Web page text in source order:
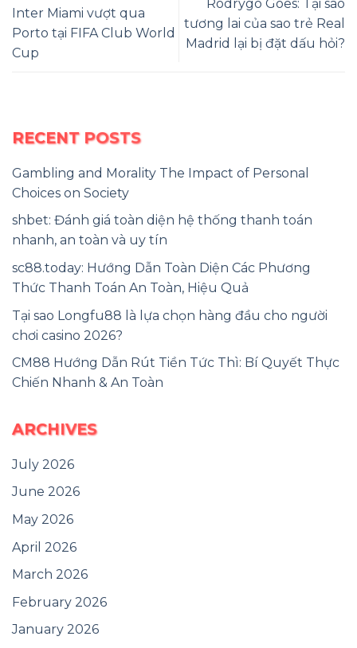
Inter Miami vượt qua
Porto tại FIFA Club World
Cup
Rodrygo Goes: Tại sao
tương lai của sao trẻ Real
Madrid lại bị đặt dấu hỏi?
RECENT POSTS
Gambling and Morality The Impact of Personal
Choices on Society
shbet: Đánh giá toàn diện hệ thống thanh toán
nhanh, an toàn và uy tín
sc88.today: Hướng Dẫn Toàn Diện Các Phương
Thức Thanh Toán An Toàn, Hiệu Quả
Tại sao Longfu88 là lựa chọn hàng đầu cho người
chơi casino 2026?
CM88 Hướng Dẫn Rút Tiền Tức Thì: Bí Quyết Thực
Chiến Nhanh & An Toàn
ARCHIVES
July 2026
June 2026
May 2026
April 2026
March 2026
February 2026
January 2026